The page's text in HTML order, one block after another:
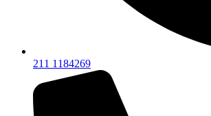
211 1184269